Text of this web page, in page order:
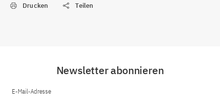
Drucken Teilen
Newsletter abonnieren
E-Mail-Adresse